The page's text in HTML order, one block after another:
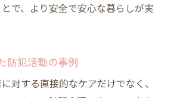
で、より安全で安心な暮らしが実
防犯活動の事例
対する直接的なケアだけでなく、